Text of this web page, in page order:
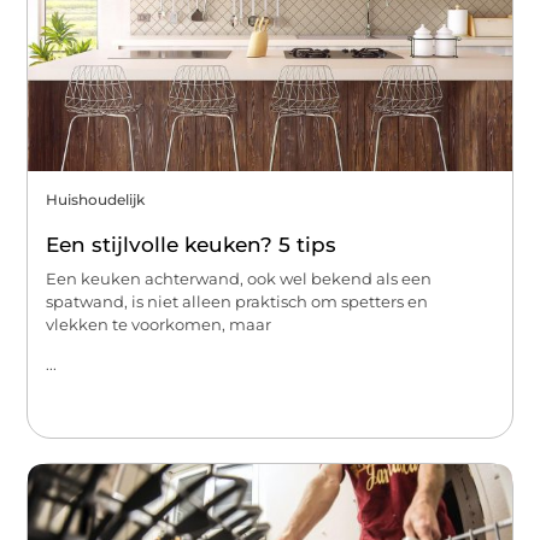
Huishoudelijk
Een stijlvolle keuken? 5 tips
Een keuken achterwand, ook wel bekend als een
spatwand, is niet alleen praktisch om spetters en
vlekken te voorkomen, maar
...